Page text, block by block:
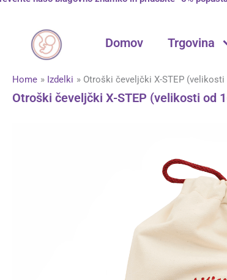
Skip
Domov Trgovina
Home Izdelki Otroški čeveljčki X-STEP (velikosti
Otroški čeveljčki X-STEP (velikosti od